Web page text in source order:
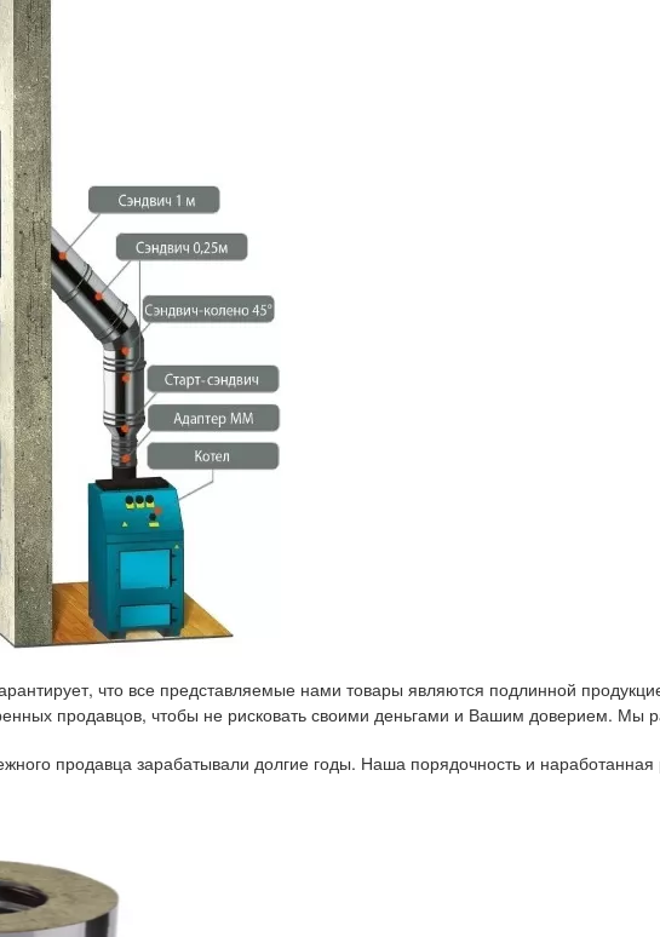
что все представляемые нами товары являются подлинной
продавцов, чтобы не рисковать своими деньгами и Вашим доверием. Мы
продавца зарабатывали долгие годы. Наша порядочность и